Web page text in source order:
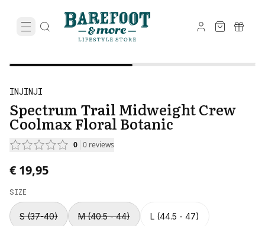
INJINJI
Spectrum Trail Midweight Crew
Coolmax Floral Botanic
0 0 reviews
€ 19,95
SIZE
S (37-40) M (40.5 - 44) L (44.5 - 47)